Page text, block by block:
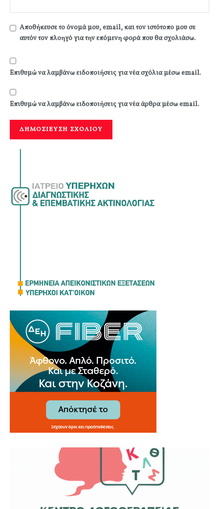
Αποθήκευσε το όνομά μου, email, και τον ιστότοπο μου σε
αυτόν τον πλοηγό για την επόμενη φορά που θα σχολιάσω.
Επιθυμώ να λαμβάνω ειδοποιήσεις για νέα σχόλια μέσω email.
Επιθυμώ να λαμβάνω ειδοποιήσεις για νέα άρθρα μέσω email.